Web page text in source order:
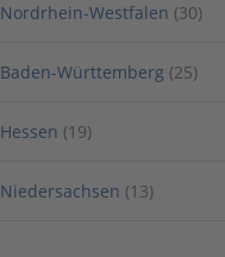
Nordrhein-Westfalen (30)
Baden-Württemberg (25)
Hessen (19)
Niedersachsen (13)